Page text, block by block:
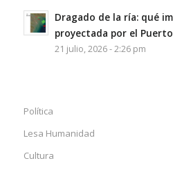
Dragado de la ría: qué
proyectada por el
21 julio, 2026 - 2:26 pm
Política
Lesa Humanidad
Cultura